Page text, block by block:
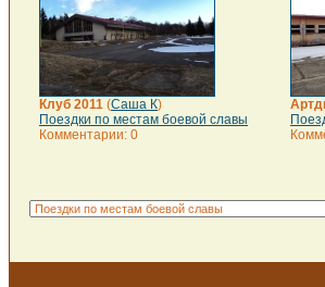
Клуб 2011 (Саша К)
Поездки по местам боевой славы
Комментарии: 0